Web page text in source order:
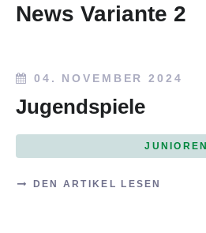
News Variante 2
04. NOVEMBER 2024
Jugendspiele
JUNIOREN
DEN ARTIKEL LESEN